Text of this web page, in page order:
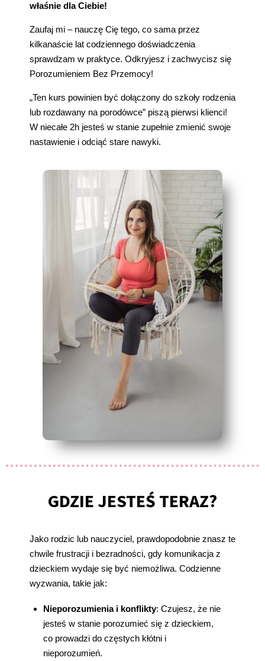
właśnie dla Ciebie!
Zaufaj mi – nauczę Cię tego, co sama przez
kilkanaście lat codziennego doświadczenia
sprawdzam w praktyce. Odkryjesz i zachwycisz się
Porozumieniem Bez Przemocy!
„Ten kurs powinien być dołączony do szkoły rodzenia
lub rozdawany na porodówce” piszą pierwsi klienci!
W niecałe 2h jesteś w stanie zupełnie zmienić swoje
nastawienie i odciąć stare nawyki.
GDZIE JESTEŚ TERAZ?
Jako rodzic lub nauczyciel, prawdopodobnie znasz te
chwile frustracji i bezradności, gdy komunikacja z
dzieckiem wydaje się być niemożliwa. Codzienne
wyzwania, takie jak:
Nieporozumienia i konflikty: Czujesz, że nie
jesteś w stanie porozumieć się z dzieckiem,
co prowadzi do częstych kłótni i
nieporozumień.